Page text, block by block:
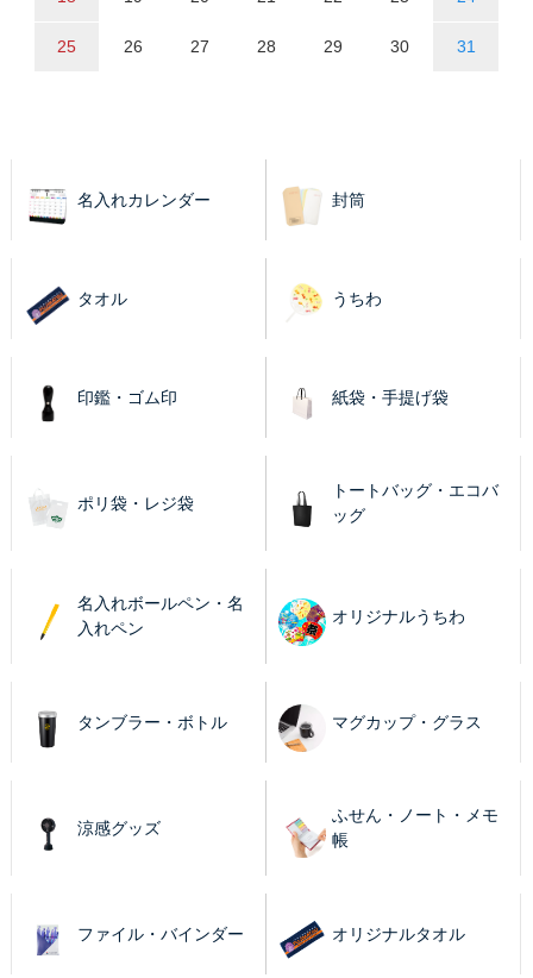
25 26 27 28 29 30 31
名入れカレンダー 封筒
タオル うちわ
印鑑・ゴム印 紙袋・手提げ袋
ポリ袋・レジ袋
トートバッグ・エコバ
ッグ
名入れボールペン・名
入れペン
オリジナルうちわ
タンブラー・ボトル マグカップ・グラス
涼感グッズ
ふせん・ノート・メモ
帳
ファイル・バインダー オリジナルタオル